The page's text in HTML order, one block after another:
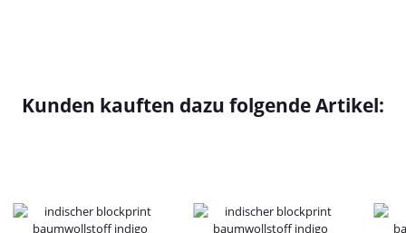
Kunden kauften dazu folgende Artikel: